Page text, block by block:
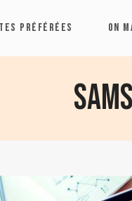
PRÉFÉRÉES ON